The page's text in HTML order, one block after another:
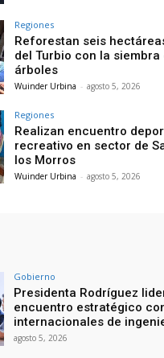
Regiones
Reforestan seis
del Turbio con la siembra
árboles
Wuinder Urbina - agosto 5, 2026
Regiones
Realizan encuentro
recreativo en sector de
los Morros
Wuinder Urbina - agosto 5, 2026
Gobierno
Presidenta Rodríguez
encuentro estratégico
internacionales de
agosto 5, 2026